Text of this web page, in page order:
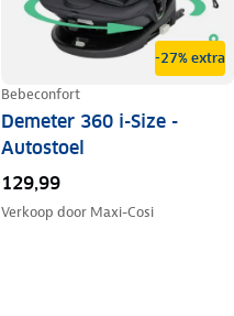
-27% extra
Bebeconfort
Demeter 360 i-Size -
Autostoel
129,99
Verkoop door Maxi-Cosi